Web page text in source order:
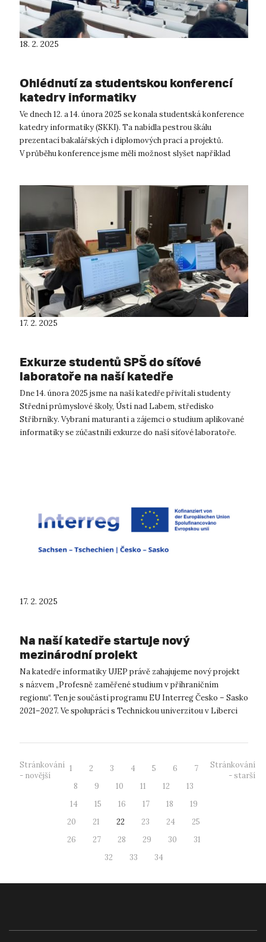
18. 2. 2025
Ohlédnutí za studentskou konferencí
katedry informatiky
Ve dnech 12. a 14. února 2025 se konala studentská konference
katedry informatiky (SKKI). Ta nabídla pestrou škálu
prezentací bakalářských i diplomových prací a projektů.
V průběhu konference jsme měli možnost slyšet například
17. 2. 2025
Exkurze studentů SPŠ do síťové
laboratoře na naší katedře
Dne 14. února 2025 jsme na naší katedře přivítali studenty
Střední průmyslové školy, Ústí nad Labem, středisko
Stříbrníky. Vybraní maturanti a zájemci o studium aplikované
informatiky se zúčastnili exkurze do naší síťové laboratoře.
17. 2. 2025
Na naší katedře startuje nový
mezinárodní projekt
Na katedře informatiky UJEP právě zahajujeme nový projekt
s názvem „Profesně zaměřené studium v příhraničním
regionu“. Ten je součástí programu EU Interreg Česko – Sasko
2021–2027. Ve spolupráci s Technickou univerzitou v Liberci
Stránkování
- novější
1 2 3 4 5 6
7
8
9 10 11 12
13
14
15 16 17 18
19
20
21 22 23 24
25
26
27 28 29 30
31
32
33 34
Stránkování
- starší